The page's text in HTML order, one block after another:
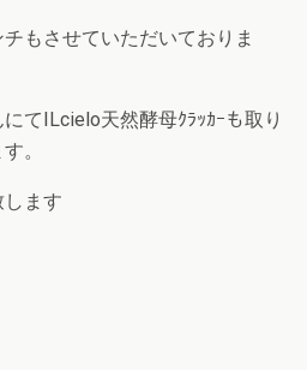
もさせていただいておりま
にてILcielo天然酵母ｸﾗｯｶｰも取り
。
ます